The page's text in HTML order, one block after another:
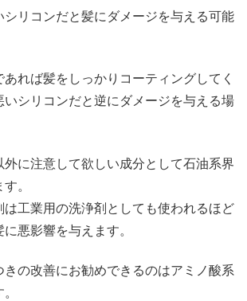
シリコンだと髪にダメージを与える可能
あれば髪をしっかりコーティングしてく
いシリコンだと逆にダメージを与える場
外に注意して欲しい成分として石油系界
。
は工業用の洗浄剤としても使われるほど
悪影響を与えます。
きの改善にお勧めできるのはアミノ酸系